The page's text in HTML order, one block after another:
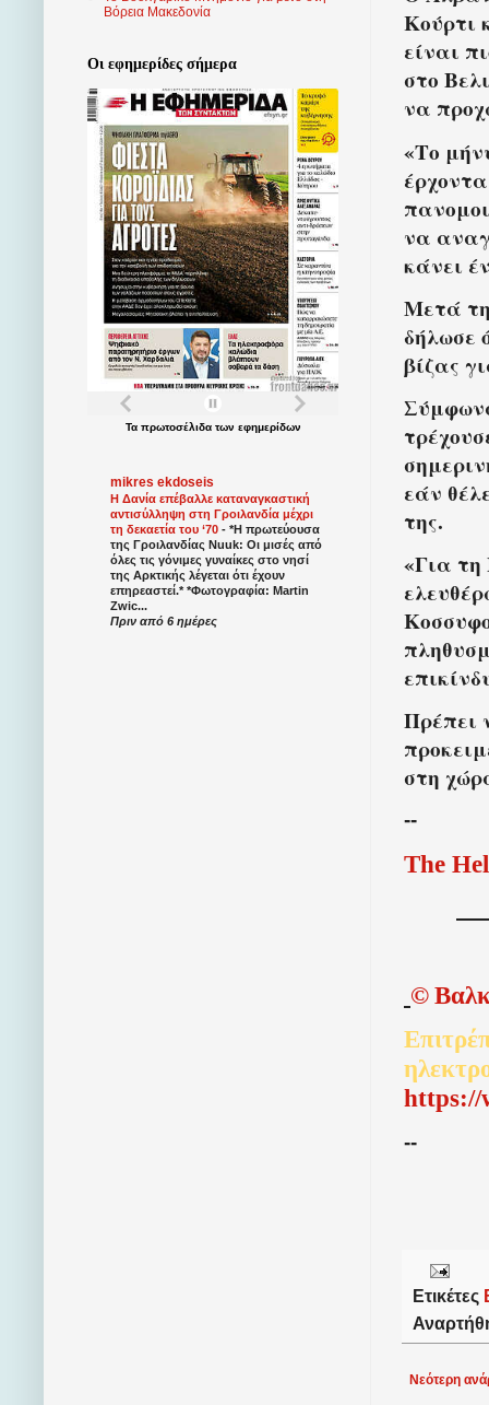
Κούρτι
είναι
στο
να
«Το
να
κάνει
Μετά
δήλωσε
βίζας
εάν
της.
«Για τη
Πρέπει
στη
--
The
©
https://
--
Ετικέτες
Νεότερη
Βόρεια Μακεδονία
Οι εφημερίδες σήμερα
Τα πρωτοσέλιδατων εφημερίδων
mikres ekdoseis
Η Δανία επέβαλλε καταναγκαστική
αντισύλληψη στη Γροιλανδία μέχρι
τη δεκαετία του ‘70 - *Η πρωτεύουσα
της Γροιλανδίας Nuuk: Οι μισές από
όλες τις γόνιμες γυναίκες στο νησί
της Αρκτικής λέγεται ότι έχουν
επηρεαστεί.* *Φωτογραφία: Martin
Zwic...
Πριν από 6 ημέρες